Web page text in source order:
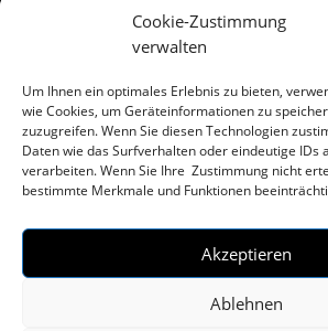
Cookie-Zustimmung
verwalten
Um Ihnen ein optimales Erlebnis zu bieten,
wie Cookies, um Geräteinformationen zu
zuzugreifen. Wenn Sie diesen Technologien
Daten wie das Surfverhalten oder eindeutige IDs
verarbeiten. Wenn Sie Ihre Zustimmung nicht
bestimmte Merkmale und Funktionen
Akzeptieren
Ablehnen
imprimer
Legal Notice
Clause de non-responsabilité